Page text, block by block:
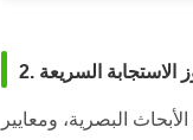
الاستجابة السريعة
البصرية، ومعايير